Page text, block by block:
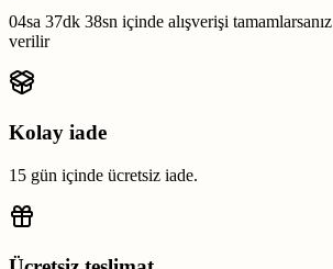
04sa 37dk 37sn içinde alışverişi tamamlarsanız
verilir
Kolay iade
15 gün içinde ücretsiz iade.